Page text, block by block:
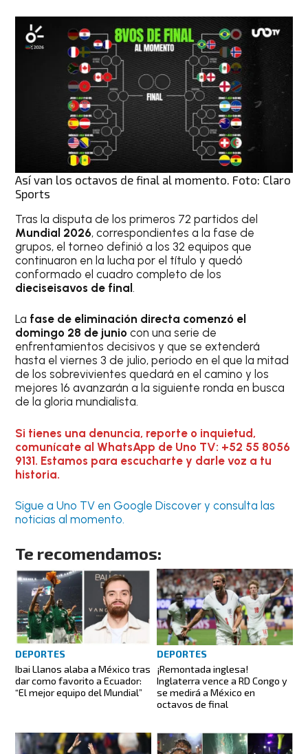
Así van los octavos de final al momento. Foto: Claro
Sports
Tras la disputa de los primeros 72 partidos del
Mundial 2026, correspondientes a la fase de
grupos, el torneo definió a los 32 equipos que
continuaron en la lucha por el título y quedó
conformado el cuadro completo de los
dieciseisavos de final.
La fase de eliminación directa comenzó el
domingo 28 de junio con una serie de
enfrentamientos decisivos y que se extenderá
hasta el viernes 3 de julio, periodo en el que la mitad
de los sobrevivientes quedará en el camino y los
mejores 16 avanzarán a la siguiente ronda en busca
de la gloria mundialista.
Si tienes una denuncia, reporte o inquietud,
comunícate al WhatsApp de Uno TV: +52 55 8056
9131. Estamos para escucharte y darle voz a tu
historia.
Sigue a Uno TV en Google Discover y consulta las
noticias al momento.
Te recomendamos:
DEPORTES
Ibai Llanos alaba a México tras
dar como favorito a Ecuador:
“El mejor equipo del Mundial”
DEPORTES
¡Remontada inglesa!
Inglaterra vence a RD Congo y
se medirá a México en
octavos de final